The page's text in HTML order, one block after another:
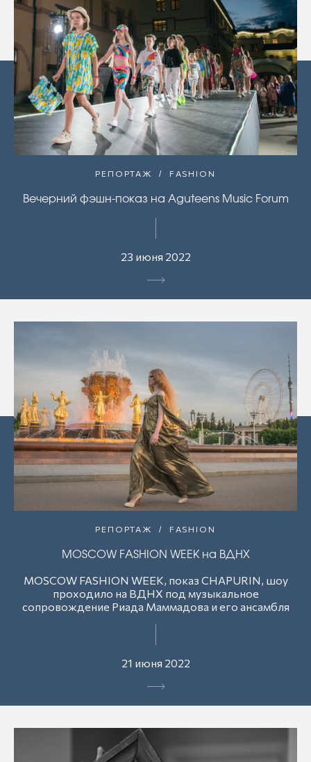
РЕПОРТАЖ FASHION
Вечерний фэшн-показ на Aguteens Music Forum
23 июня 2022
РЕПОРТАЖ FASHION
MOSCOW FASHION WEEK на ВДНХ
MOSCOW FASHION WEEK, показ CHAPURIN, шоу
проходило на ВДНХ под музыкальное
сопровождение Риада Маммадова и его ансамбля
21 июня 2022